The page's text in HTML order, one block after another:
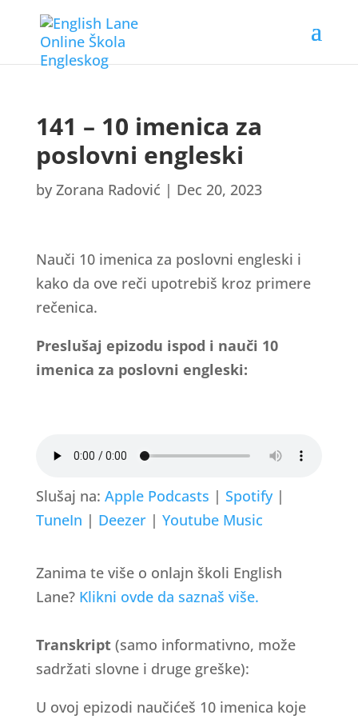
141 – 10 imenica za
poslovni engleski
by Zorana Radović | Dec 20, 2023
Nauči 10 imenica za poslovni engleski i
kako da ove reči upotrebiš kroz primere
rečenica.
Preslušaj epizodu ispod i nauči 10
imenica za poslovni engleski:
Slušaj na: Apple Podcasts | Spotify|
TuneIn | Deezer| Youtube Music
Zanima te više o onlajn školi English
Lane? Klikni ovde da saznaš više.
Transkript(samo informativno, može
sadržati slovne i druge greške):
U ovoj epizodi naučićeš 10 imenica koje